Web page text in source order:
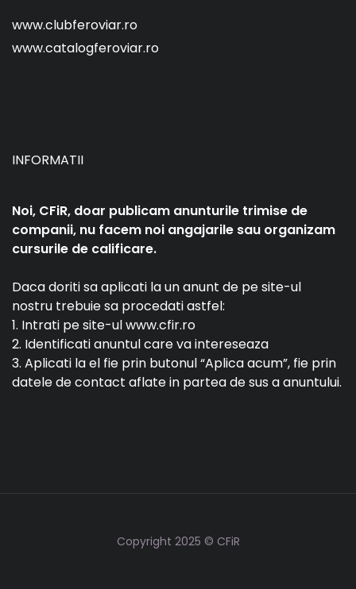
www.clubferoviar.ro
www.catalogferoviar.ro
INFORMATII
Noi, CFiR, doar publicam anunturile trimise de
companii, nu facem noi angajarile sau organizam
cursurile de calificare.
Daca doriti sa aplicati la un anunt de pe site-ul
nostru trebuie sa procedati astfel:
1. Intrati pe site-ul www.cfir.ro
2. Identificati anuntul care va intereseaza
3. Aplicati la el fie prin butonul “Aplica acum”, fie prin
datele de contact aflate in partea de sus a anuntului.
Copyright 2025 © CFiR